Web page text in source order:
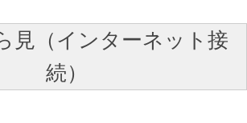
見（インターネット接
続）